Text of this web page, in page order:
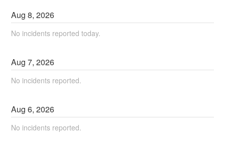
Aug8,2026
No incidents reported today.
Aug7,2026
No incidents reported.
Aug6,2026
No incidents reported.